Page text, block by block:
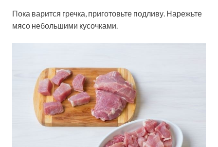
Пока варится гречка, приготовьте подливу. Нарежьте
мясо небольшими кусочками.